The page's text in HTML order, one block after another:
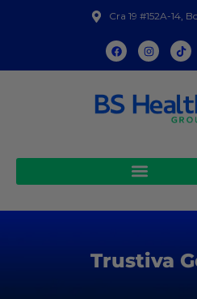
Cra 19 #152A-14,
Trustiva